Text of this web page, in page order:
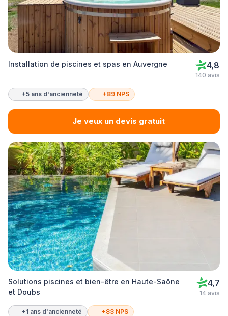
Installation de piscines et spas en Auvergne 4,8
140 avis
+5 ans d'ancienneté +89 NPS
Je veux un devis gratuit
Solutions piscines et bien-être en Haute-Saône
et Doubs
4,7
14 avis
+1 ans d'ancienneté +83 NPS